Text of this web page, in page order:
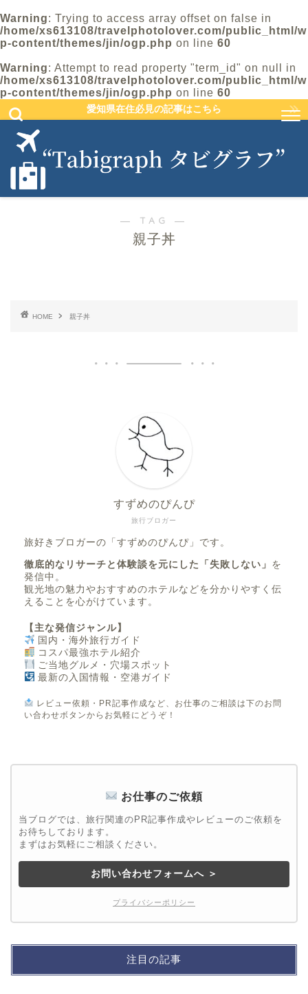
Warning: Trying to access array offset on false in
/home/xs613108/travelphotolover.com/public_html/w
p-content/themes/jin/ogp.php on line 60
Warning: Attempt to read property "term_id" on null in
/home/xs613108/travelphotolover.com/public_html/w
p-content/themes/jin/ogp.php on line 60
愛知県在住必見の記事はこちら
― TAG ―
親子丼
HOME 親子丼
旅行ブロガー
すずめのぴんぴ
旅好きブロガーの「すずめのぴんぴ」です。
徹底的なリサーチと体験談を元にした「失敗しない」 を
発信中。
観光地の魅力やおすすめのホテルなどを分かりやすく伝
えることを心がけています。
【主な発信ジャンル】
国内・海外旅行ガイド
コスパ最強ホテル紹介
ご当地グルメ・穴場スポット
最新の入国情報・空港ガイド
レビュー依頼・PR記事作成など、お仕事のご相談は下のお問
い合わせボタンからお気軽にどうぞ！
お仕事のご依頼
当ブログでは、旅行関連のPR記事作成やレビューのご依頼を
お待ちしております。
まずはお気軽にご相談ください。
お問い合わせフォームへ ＞
プライバシーポリシー
注目の記事